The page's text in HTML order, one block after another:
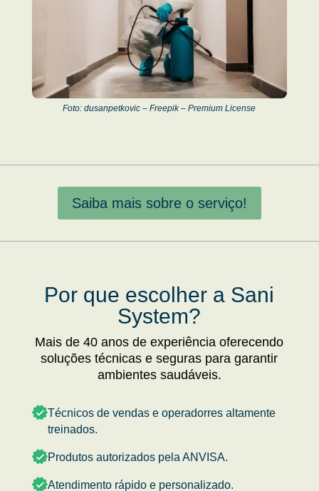
Foto: dusanpetkovic – Freepik – Premium License
Saiba mais sobre o serviço!
Por que escolher a Sani
System?
Mais de 40 anos de experiência oferecendo
soluções técnicas e seguras para garantir
ambientes saudáveis.
Técnicos de vendas e operadorres altamente
treinados.
Produtos autorizados pela ANVISA.
Atendimento rápido e personalizado.